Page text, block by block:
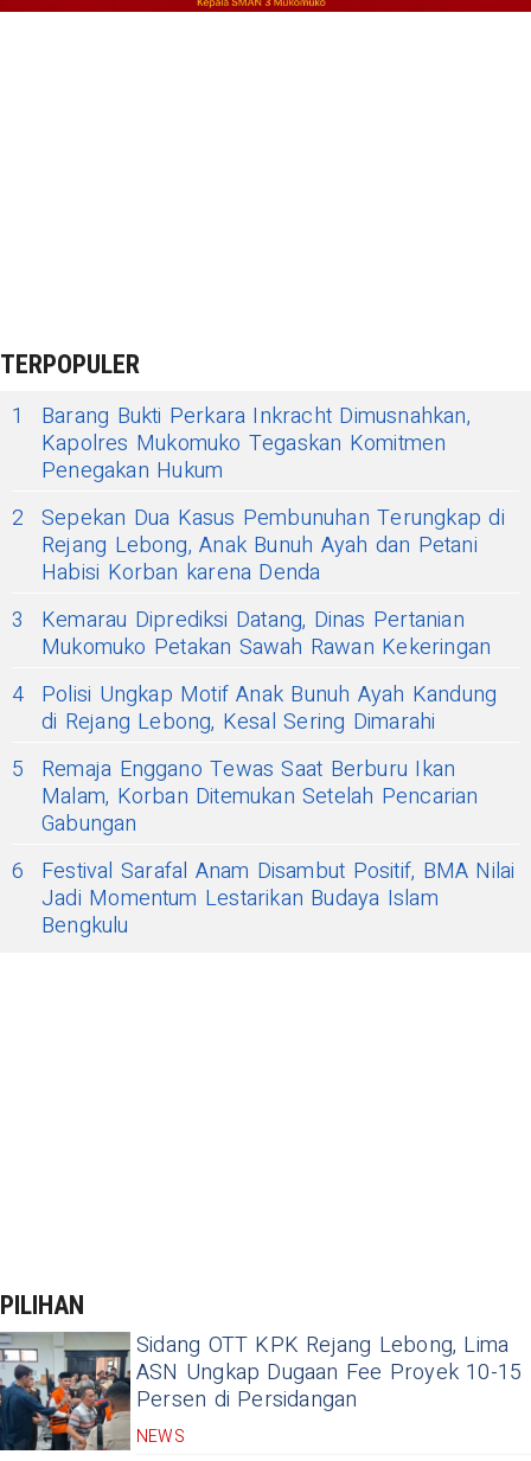
TERPOPULER
1
Barang Bukti Perkara Inkracht Dimusnahkan,
Kapolres Mukomuko Tegaskan Komitmen
Penegakan Hukum
2 Sepekan Dua Kasus Pembunuhan Terungkap di
Rejang Lebong, Anak Bunuh Ayah dan Petani
Habisi Korban karena Denda
3
Kemarau Diprediksi Datang, Dinas Pertanian
Mukomuko Petakan Sawah Rawan Kekeringan
4 Polisi Ungkap Motif Anak Bunuh Ayah Kandung
di Rejang Lebong, Kesal Sering Dimarahi
5
Remaja Enggano Tewas Saat Berburu Ikan
Malam, Korban Ditemukan Setelah Pencarian
Gabungan
6
Festival Sarafal Anam Disambut Positif, BMA Nilai
Jadi Momentum Lestarikan Budaya Islam
Bengkulu
PILIHAN
Sidang OTT KPK Rejang Lebong, Lima
ASN Ungkap Dugaan Fee Proyek 10-15
Persen di Persidangan
NEWS